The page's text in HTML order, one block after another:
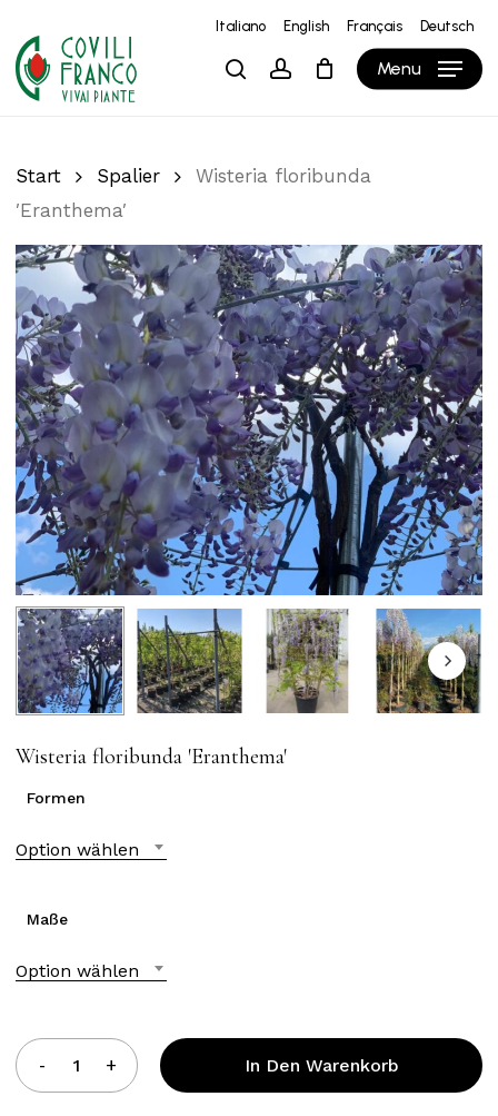
main
content
Italiano English Français Deutsch
searchaccount Menu
Warenkorb Close
Cart
Start Spalier
Wisteria floribunda
′Eranthema′
Wisteria floribunda ′Eranthema′
Formen
Option wählen
Maße
Option wählen
In Den Warenkorb